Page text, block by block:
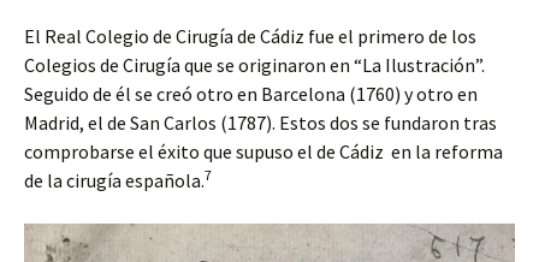
El Real Colegio de Cirugía de Cádiz fue el primero de los
Colegios de Cirugía que se originaron en “La Ilustración”.
Seguido de él se creó otro en Barcelona (1760) y otro en
Madrid, el de San Carlos (1787). Estos dos se fundaron tras
comprobarse el éxito que supuso el de Cádiz en la reforma
de la cirugía española.7